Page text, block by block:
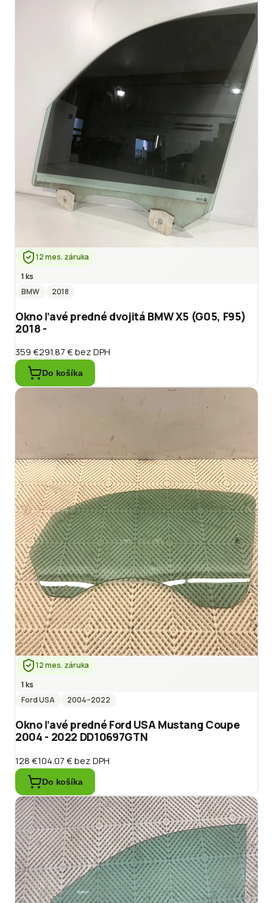
12 mes. záruka
1 ks
BMW
2018
Okno ľavé predné dvojitá BMW X5 (G05, F95)
2018 -
359 €291.87 €bez DPH
Do košíka
12 mes. záruka
1 ks
Ford USA
2004–2022
Okno ľavé predné Ford USA Mustang Coupe
2004 - 2022 DD10697GTN
128 €104.07 €bez DPH
Do košíka